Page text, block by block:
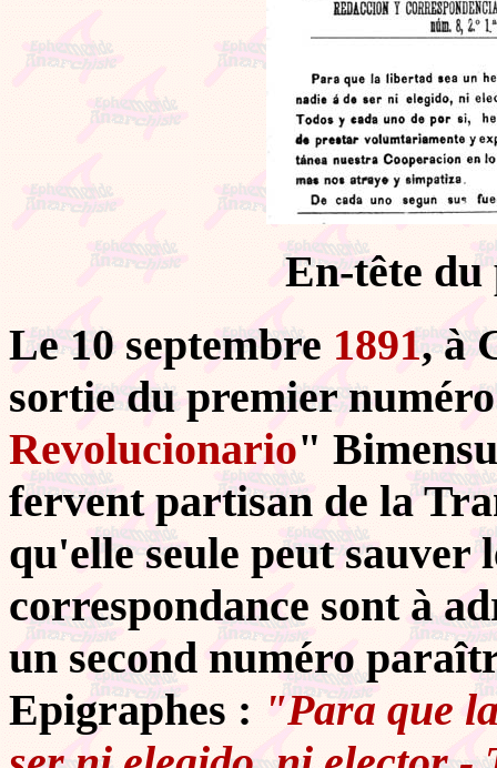
En-tête
Le 10 septembre 1891, à
sortie du premier
Revolucionario"
fervent partisan de la
qu'elle seule peut sauver
correspondance sont à
un second numéro
Epigraphes : "Para que